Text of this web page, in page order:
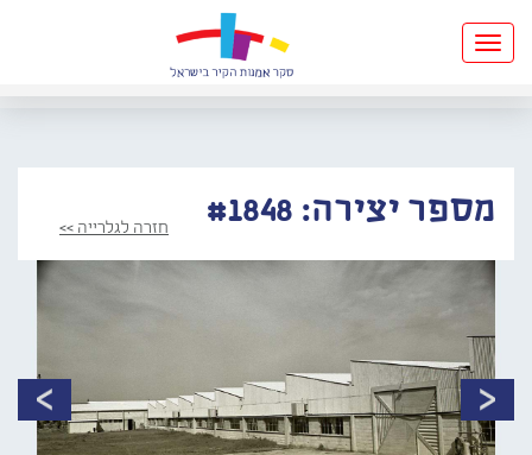
Toggle
navigation
מספר יצירה: #1848 חזרה לגלרייה >>